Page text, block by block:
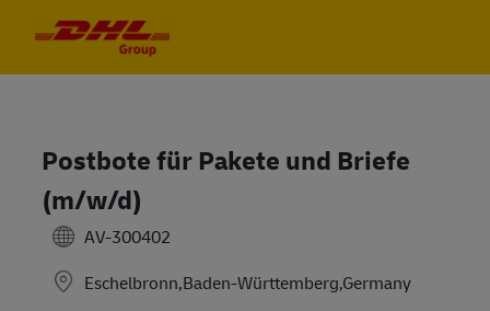
Postbote für Pakete und Briefe
(m/w/d)
AV-300402
Eschelbronn,Baden-Württemberg,Germany